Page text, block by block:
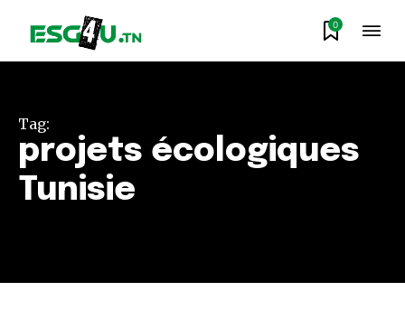
0
Tag:
projets écologiques
Tunisie